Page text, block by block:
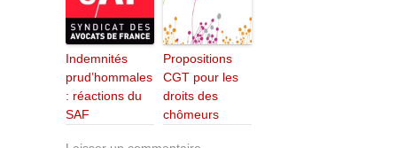
Indemnités
prud’hommales
: réactions du
SAF
Propositions
CGT pour les
droits des
chômeurs